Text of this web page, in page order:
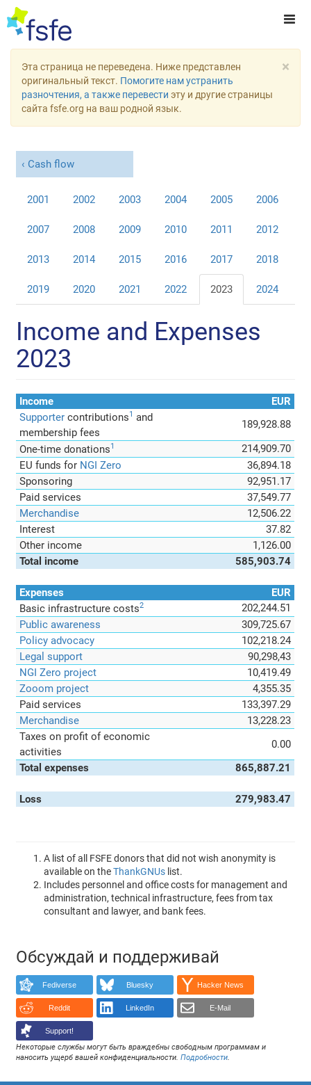
×
Эта страница не переведена. Ниже представлен
оригинальный текст. Помогите нам устранить
разночтения, а также перевести эту и другие страницы
сайта fsfe.org на ваш родной язык.
Cash flow
2001 2002 2003 2004 2005 2006
2007 2008 2009 2010 2011 2012
2013 2014 2015 2016 2017 2018
2019 2020 2021 2022 2023 2024
Income and Expenses
2023
Income
EUR
Supportercontributions1 and
membership fees
189,928.88
One-time donations1
214,909.70
EU funds for NGI Zero
36,894.18
Sponsoring
92,951.17
Paid services
37,549.77
Merchandise
12,506.22
Interest
37.82
Other income
1,126.00
Total income
585,903.74
Expenses
EUR
Basic infrastructure costs2
202,244.51
Public awareness
309,725.67
Policy advocacy
102,218.24
Legal support
90,298,43
NGI Zero project
10,419.49
Zooom project
4,355.35
Paid services
133,397.29
Merchandise
13,228.23
Taxes on profit of economic
activities
0.00
Total expenses
865,887.21
Loss 279,983.47
A list of all FSFE donors that did not wish anonymity is
available on theThankGNUs list.
Includes personnel and office costs for management and
administration, technical infrastructure, fees from tax
consultant and lawyer, and bank fees.
Обсуждай и поддерживай
Fediverse Bluesky Hacker News
Reddit LinkedIn E-Mail
Support!
Некоторые службы могут быть враждебны свободным программам и
наносить ущерб вашей конфиденциальности.Подробности.